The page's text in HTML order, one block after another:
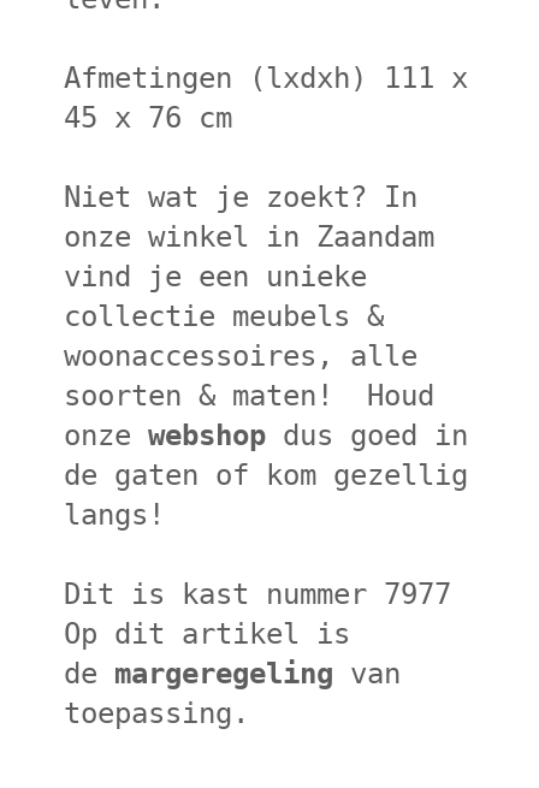
Afmetingen (lxdxh) 111 x
45 x 76 cm
Niet wat je zoekt? In
onze winkel in Zaandam
vind je een unieke
collectie meubels &
woonaccessoires, alle
soorten & maten! Houd
onzewebshop dus goed in
de gaten of kom gezellig
langs!
Dit is kast nummer 7977
Op dit artikel is
de margeregeling van
toepassing.